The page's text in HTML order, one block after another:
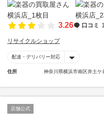
3.26 口コミ
リサイクルショップ
配達・デリバリー対応
住所 神奈川県横浜市南区井土ケ
店舗公式